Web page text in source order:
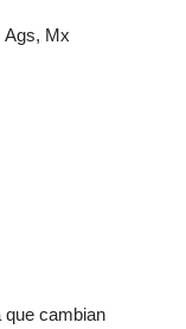
Ags, Mx
cambian